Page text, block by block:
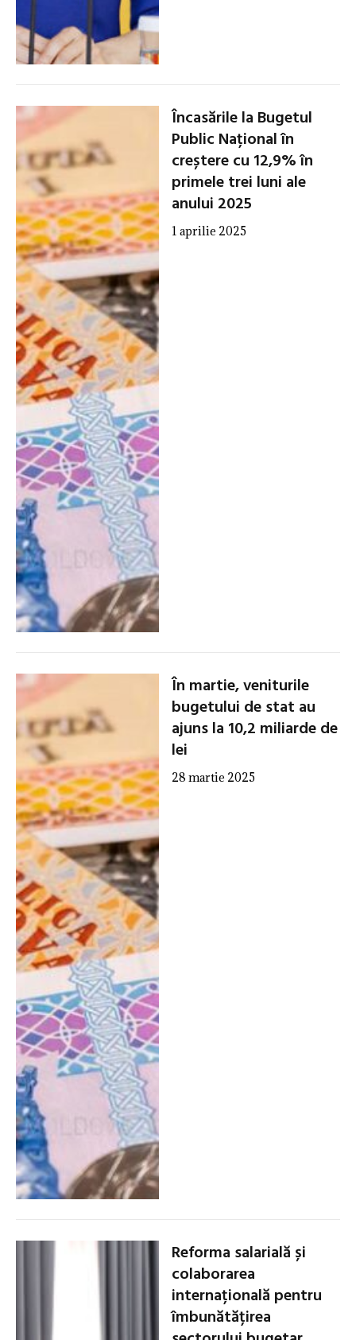
Încasările la Bugetul
Public Național în
creștere cu 12,9% în
primele trei luni ale
anului 2025
1 aprilie 2025
În martie, veniturile
bugetului de stat au
ajuns la 10,2 miliarde de
lei
28 martie 2025
Reforma salarială și
colaborarea
internațională pentru
îmbunătățirea